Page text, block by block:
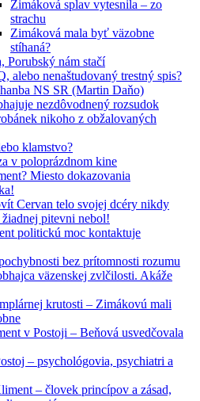
Zimáková splav vytesnila – zo
strachu
Zimáková mala byť väzobne
stíhaná?
Porubský nám stačí
alebo nenaštudovaný trestný spis?
NS SR (Martin Daňo)
nezdôvodnený rozsudok
nikoho z obžalovaných
klamstvo?
v poloprázdnom kine
Miesto dokazovania
Cervan telo svojej dcéry nikdy
pitevni nebol!
politickú moc kontaktuje
bez prítomnosti rozumu
väzenskej zvlčilosti. Akáže
krutosti – Zimákovú mali
v Postoji – Beňová usvedčovala
– psychológovia, psychiatri a
– človek princípov a zásad,